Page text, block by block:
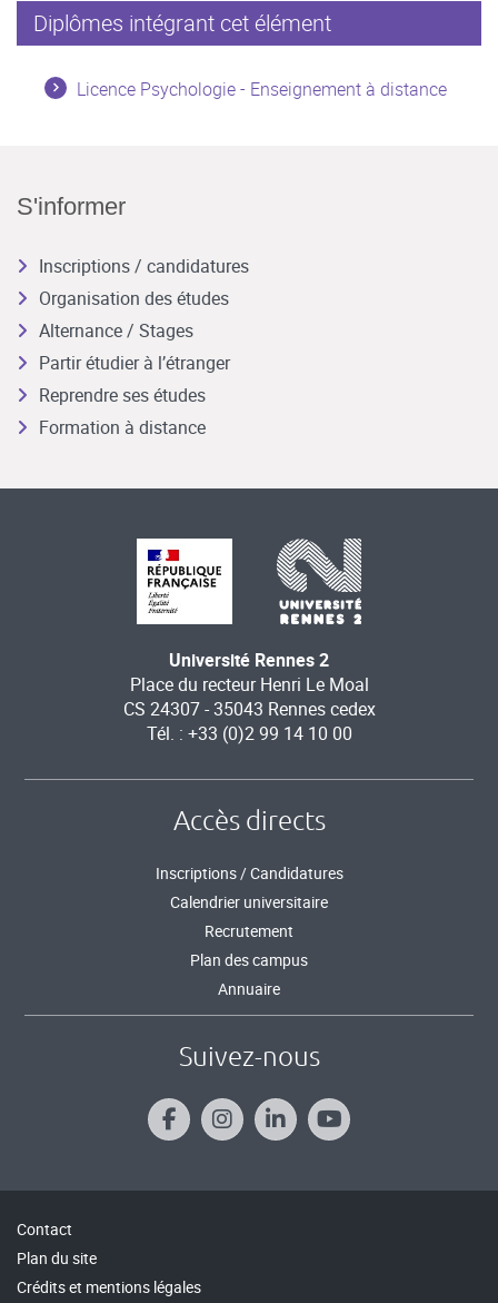
Diplômes intégrant cet élément
Licence Psychologie - Enseignement à distance
S'informer
Inscriptions / candidatures
Organisation des études
Alternance / Stages
Partir étudier à l’étranger
Reprendre ses études
Formation à distance
Université Rennes 2
Place du recteur Henri Le Moal
CS 24307 - 35043 Rennes cedex
Tél. : +33 (0)2 99 14 10 00
Accès directs
Inscriptions / Candidatures
Calendrier universitaire
Recrutement
Plan des campus
Annuaire
Suivez-nous
Contact
Plan du site
Crédits et mentions légales